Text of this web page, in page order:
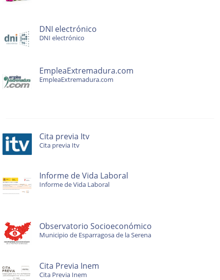
DNI electrónico
DNI electrónico
EmpleaExtremadura.com
EmpleaExtremadura.com
Cita previa Itv
Cita previa Itv
Informe de Vida Laboral
Informe de Vida Laboral
Observatorio Socioeconómico
Municipio de Esparragosa de la Serena
Cita Previa Inem
Cita Previa Inem